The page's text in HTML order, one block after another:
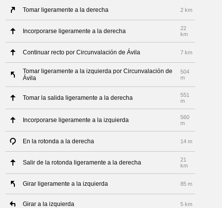
Tomar ligeramente a la derecha 2 km
Incorporarse ligeramente a la derecha
22
km
Continuar recto por Circunvalación de Ávila 7 km
Tomar ligeramente a la izquierda por Circunvalación de
Ávila
504
m
Tomar la salida ligeramente a la derecha
551
m
Incorporarse ligeramente a la izquierda
560
m
En la rotonda a la derecha 14 m
Salir de la rotonda ligeramente a la derecha
21
km
Girar ligeramente a la izquierda 85 m
Girar a la izquierda 5 km